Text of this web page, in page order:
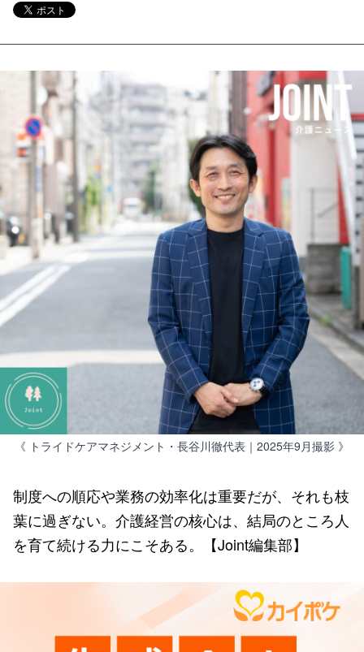
《 トライドケアマネジメント・長谷川徹代表｜2025年9月撮影 》
制度への順応や業務の効率化は重要だが、それも枝
葉に過ぎない。介護経営の核心は、結局のところ人
を育て続ける力にこそある。【Joint編集部】